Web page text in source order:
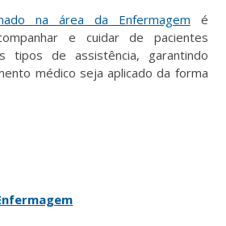
na área da Enfermagem é
e cuidar de pacientes
tipos de assistência, garantindo
médico seja aplicado da forma